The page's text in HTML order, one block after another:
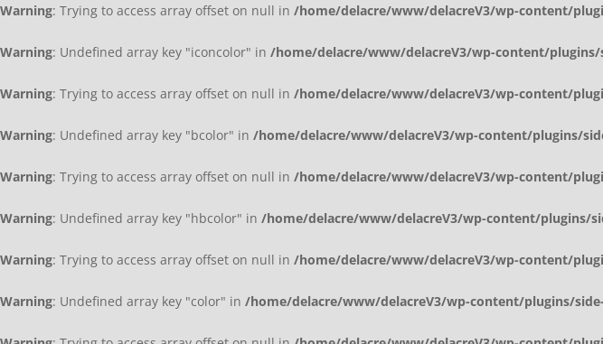
Warning: Trying to access array offset on null in /home/delacre/www/delacreV3/wp-content/
Warning: Undefined array key "iconcolor" in /home/delacre/www/delacreV3/wp-content/
Warning: Trying to access array offset on null in /home/delacre/www/delacreV3/wp-content/
Warning: Undefined array key "bcolor" in /home/delacre/www/delacreV3/wp-content/plugins/
Warning: Trying to access array offset on null in /home/delacre/www/delacreV3/wp-content/
Warning: Undefined array key "hbcolor" in /home/delacre/www/delacreV3/wp-content/plugins/
Warning: Trying to access array offset on null in /home/delacre/www/delacreV3/wp-content/
Warning: Undefined array key "color" in /home/delacre/www/delacreV3/wp-content/plugins/